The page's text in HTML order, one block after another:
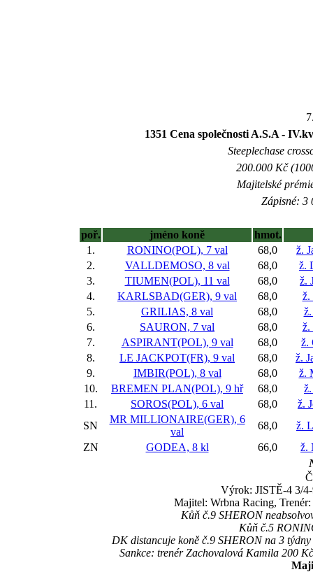
1351 Cena společnosti A.S.A -
Steeplechase
200.000 Kč
Majitelské
Zápisné: 3
poř. jméno koně
hmot.
1.
RONINO(POL), 7 val 68,0
ž.
2.
VALLDEMOSO, 8 val 68,0
ž.
3.
TIUMEN(POL), 11 val 68,0
ž.
4.
KARLSBAD(GER), 9 val 68,0
ž.
5.
GRILIAS, 8 val 68,0
6.
SAURON, 7 val 68,0
ž.
7.
ASPIRANT(POL), 9 val 68,0
ž.
8.
LE JACKPOT(FR), 9 val 68,0
ž.
9.
IMBIR(POL), 8 val 68,0
ž.
10.
BREMEN PLAN(POL), 9 hř 68,0
11.
SOROS(POL), 6 val 68,0
ž.
SN
MR MILLIONAIRE(GER), 6
val
68,0
ž.
ZN
GODEA, 8 kl 66,0
ž.
Výrok: JISTĚ-4 3/
Majitel: Wrbna Racing,
Kůň č.9 SHERON
Kůň č.5
DK distancuje koně č.9 SHERON na 3
Sankce: trenér Zachovalová Kamila 200